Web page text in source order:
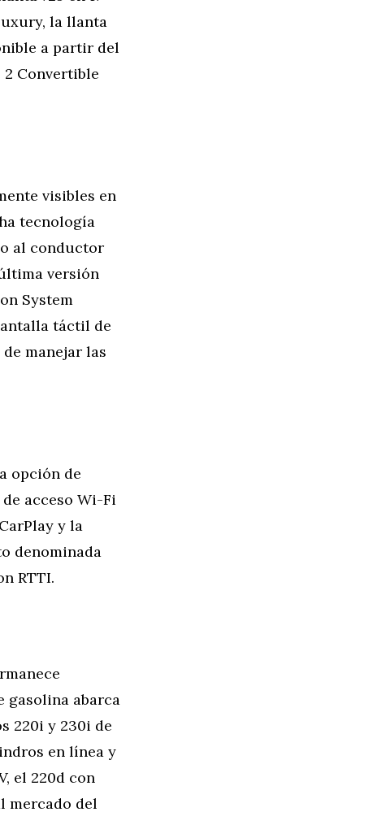
la llanta
a partir del
Convertible
visibles en
tecnología
al conductor
versión
System
táctil de
manejar las
opción de
acceso Wi-Fi
y la
denominada
RTTI.
gasolina abarca
220i y 230i de
en línea y
el 220d con
mercado del